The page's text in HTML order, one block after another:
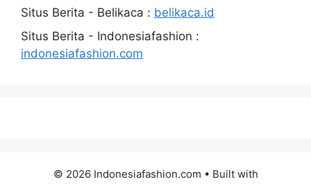
Situs Berita - Belikaca : belikaca.id
Situs Berita - Indonesiafashion :
indonesiafashion.com
© 2026 Indonesiafashion.com • Built with